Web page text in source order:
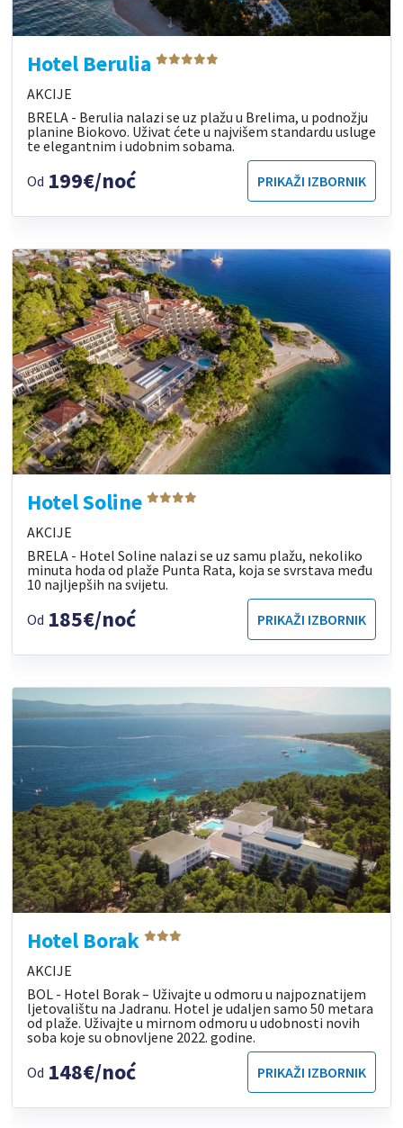
Hotel Berulia
AKCIJE
BRELA - Berulia nalazi se uz plažu u Brelima, u podnožju
planine Biokovo. Uživat ćete u najvišem standardu usluge
te elegantnim i udobnim sobama.
Od 199€/noć PRIKAŽI IZBORNIK
Hotel Soline
AKCIJE
BRELA - Hotel Soline nalazi se uz samu plažu, nekoliko
minuta hoda od plaže Punta Rata, koja se svrstava među
10 najljepših na svijetu.
Od 185€/noć PRIKAŽI IZBORNIK
Hotel Borak
AKCIJE
BOL - Hotel Borak – Uživajte u odmoru u najpoznatijem
ljetovalištu na Jadranu. Hotel je udaljen samo 50 metara
od plaže. Uživajte u mirnom odmoru u udobnosti novih
soba koje su obnovljene 2022. godine.
Od 148€/noć PRIKAŽI IZBORNIK